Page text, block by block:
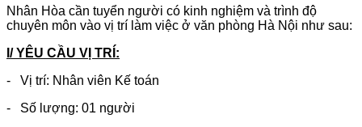
Nhân Hòa cần tuyển người có kinh nghiệm và trình độ
chuyên môn vào vị trí làm việc ở văn phòng Hà Nội như sau:
I/ YÊU CẦU VỊ TRÍ:
- Vị trí: Nhân viên Kế toán
- Số lượng: 01 người